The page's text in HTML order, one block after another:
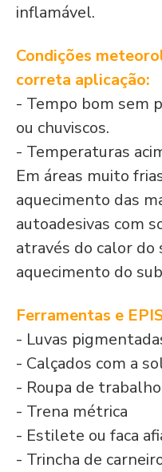
inflamável.
Condições
correta aplicação:
- Tempo bom sem
ou chuviscos.
- Temperaturas
Em áreas muito
aquecimento das
autoadesivas com
através do calor do
aquecimento do
Ferramentas e
- Luvas
- Calçados com a
- Roupa de trabalho
- Trena métrica
- Estilete ou faca
- Trincha de